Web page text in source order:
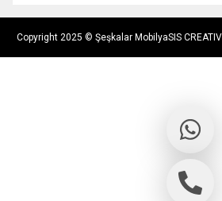
Copyright 2025 © Şeşkalar MobilyaSIS